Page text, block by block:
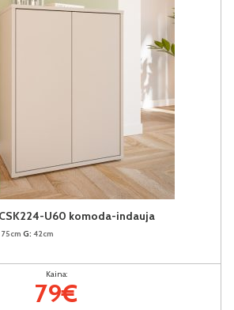
U60 komoda-indauja
75cm G: 42cm
Kaina:
79€